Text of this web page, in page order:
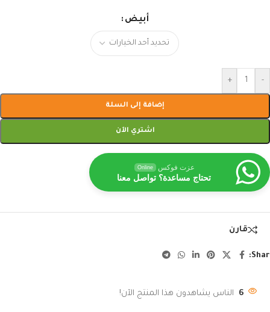
أبيض
-
+
إضافة إلى السلة
اشتري الآن
عزت فوكس Online
تحتاج مساعدة؟ تواصل معنا
قارن
6 الناس يشاهدون هذا المنتج الآن!